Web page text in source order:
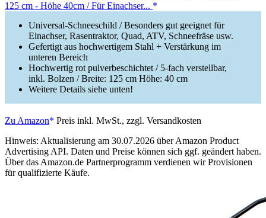
125 cm - Höhe 40cm / Für Einachser...
Universal-Schneeschild / Besonders gut geeignet für
Einachser, Rasentraktor, Quad, ATV, Schneefräse usw.
Gefertigt aus hochwertigem Stahl + Verstärkung im
unteren Bereich
Hochwertig rot pulverbeschichtet / 5-fach verstellbar,
inkl. Bolzen / Breite: 125 cm Höhe: 40 cm
Weitere Details siehe unten!
Zu Amazon
Preis inkl. MwSt., zzgl. Versandkosten
Hinweis: Aktualisierung am 30.07.2026 über Amazon Product
Advertising API. Daten und Preise können sich ggf. geändert haben.
Über das Amazon.de Partnerprogramm verdienen wir Provisionen
für qualifizierte Käufe.